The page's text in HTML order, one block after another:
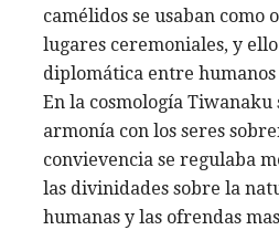
camélidos se usaban como
lugares ceremoniales, y
diplomática entre
En la cosmología Tiwanaku
armonía con los seres
convievencia se regulaba
las divinidades sobre la
humanas y las ofrendas